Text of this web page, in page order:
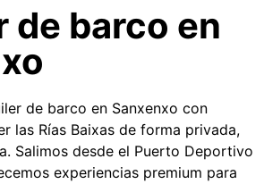
de barco en
de barco en Sanxenxo con
las Rías Baixas de forma privada,
Salimos desde el Puerto Deportivo
experiencias premium para